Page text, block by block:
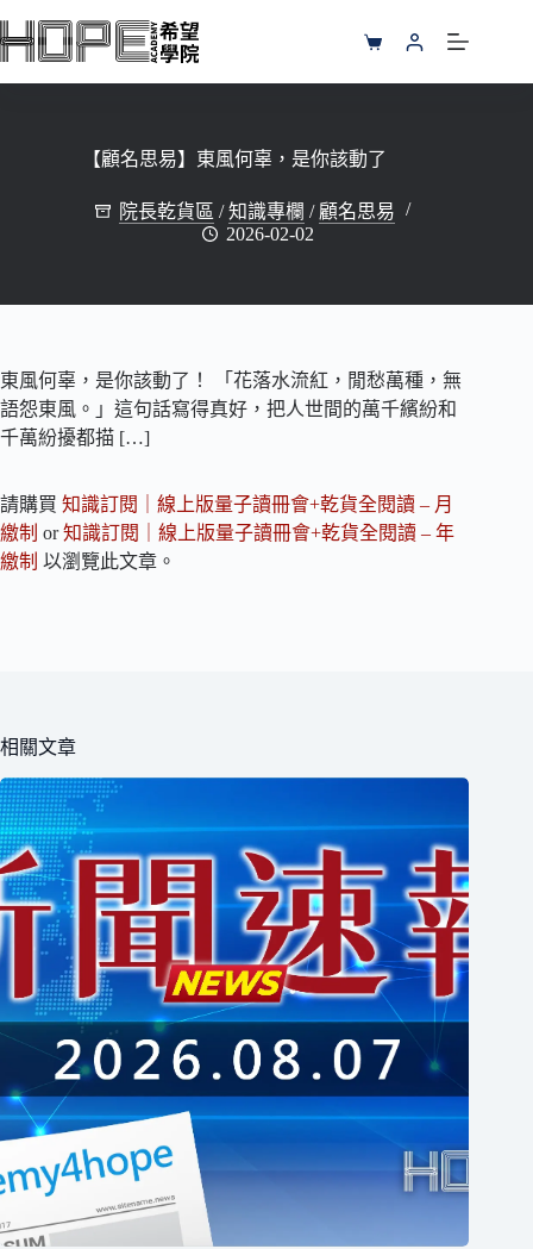
至
購
物
【顧名思易】東風何辜，是你該動了
院長乾貨區 /知識專欄 / 顧名思易
2026-02-02
東風何辜，是你該動了！ 「花落水流紅，閒愁萬種，無
語怨東風。」這句話寫得真好，把人世間的萬千繽紛和
千萬紛擾都描 […]
請購買 知識訂閱｜線上版量子讀冊會+乾貨全閱讀 – 月
繳制 or知識訂閱｜線上版量子讀冊會+乾貨全閱讀 – 年
繳制 以瀏覽此文章。
相關文章